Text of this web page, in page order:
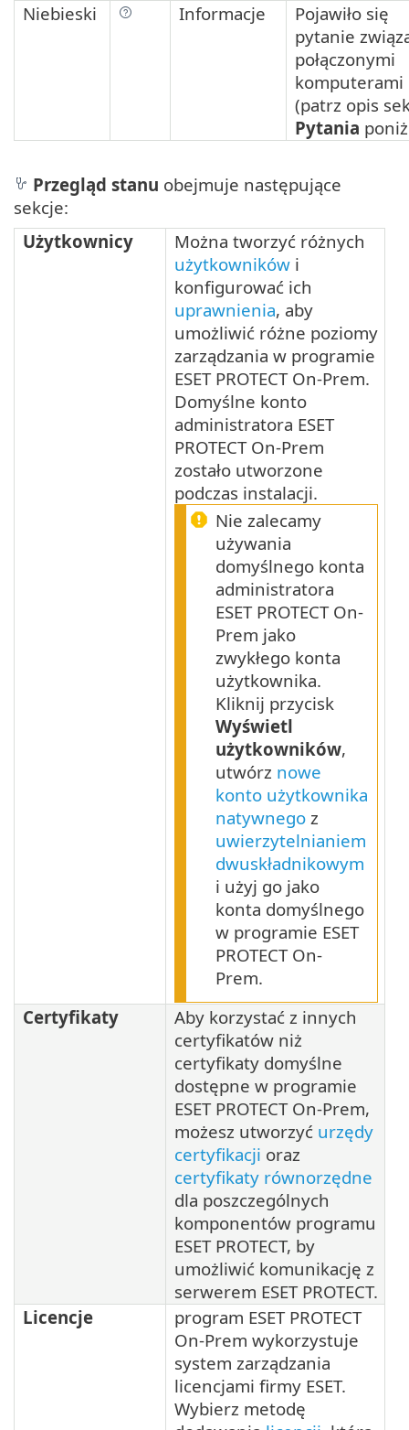
Niebieski
Informacje
Pojawiło się
pytanie
połączonymi
komputerami
(patrz opis
Pytania
Przegląd stanu obejmuje następujące
sekcje:
Użytkownicy
Można tworzyć różnych
użytkowników i
konfigurować ich
uprawnienia, aby
umożliwić różne poziomy
zarządzania w programie
ESET PROTECT On-Prem.
Domyślne konto
administratora ESET
PROTECT On-Prem
zostało utworzone
podczas instalacji.
Nie zalecamy
używania
domyślnego konta
administratora
ESET PROTECT On-
Prem jako
zwykłego konta
użytkownika.
Kliknij przycisk
Wyświetl
użytkowników,
utwórz nowe
konto użytkownika
natywnego z
uwierzytelnianiem
dwuskładnikowym
i użyj go jako
konta domyślnego
w programie ESET
PROTECT On-
Prem.
Certyfikaty
Aby korzystać z innych
certyfikatów niż
certyfikaty domyślne
dostępne w programie
ESET PROTECT On-Prem,
możesz utworzyć urzędy
certyfikacji oraz
certyfikaty równorzędne
dla poszczególnych
komponentów programu
ESET PROTECT, by
umożliwić komunikację z
serwerem ESET PROTECT.
Licencje
program ESET PROTECT
On-Prem wykorzystuje
system zarządzania
licencjami firmy ESET.
Wybierz metodę